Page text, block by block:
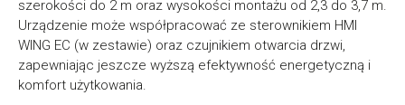
szerokości do 2 m oraz wysokości montażu od 2,3 do 3,7 m.
Urządzenie może współpracować ze sterownikiem HMI
WING EC (w zestawie) oraz czujnikiem otwarcia drzwi,
zapewniając jeszcze wyższą efektywność energetyczną i
komfort użytkowania.